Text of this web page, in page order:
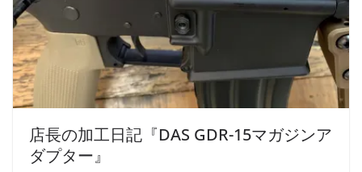
店長の加工日記『DAS GDR-15マガジンア
ダプター』